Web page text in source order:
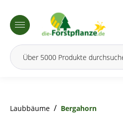
springen
Laubbäume / Bergahorn